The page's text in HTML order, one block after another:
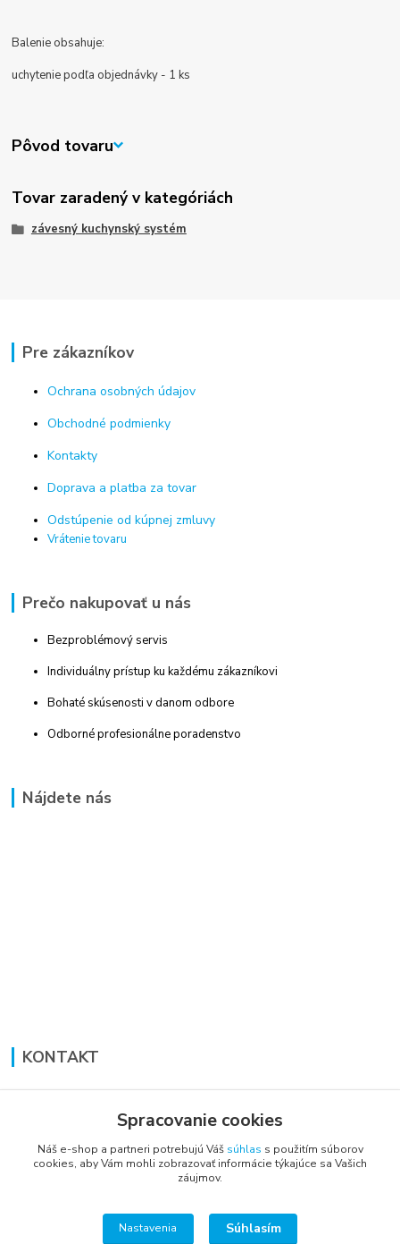
Balenie obsahuje:
uchytenie podľa objednávky - 1 ks
Pôvod tovaru
Tovar zaradený v kategóriách
závesný kuchynský systém
Pre zákazníkov
Ochrana osobných údajov
Obchodné podmienky
Kontakty
Doprava a platba za tovar
Odstúpenie od kúpnej zmluvy
Vrátenie tovaru
Prečo nakupovať u nás
Bezproblémový servis
Individuálny prístup ku každému zákazníkovi
Bohaté skúsenosti v danom odbore
Odborné profesionálne poradenstvo
Nájdete nás
KONTAKT
+421 948 711 774
vsetkoprenabytok@gmail.com
Spracovanie cookies
Náš e-shop a partneri potrebujú Váš súhlas s použitím súborov
cookies, aby Vám mohli zobrazovať informácie týkajúce sa Vašich
záujmov.
Nastavenia Súhlasím